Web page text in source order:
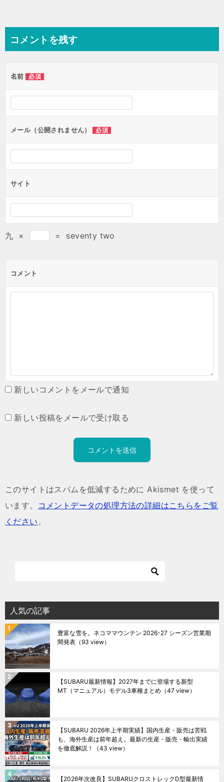
コメントを残す
名前 必須
メール（公開されません） 必須
サイト
九 × = seventy two
コメント
新しいコメントをメールで通知
新しい投稿をメールで受け取る
このサイトはスパムを低減するために Akismet を使って
います。
コメントデータの処理方法の詳細はこちらをご覧
ください。
人気の記事
豊富な雪を。ネコママウンテン 2026-27 シーズン営業期
間発表 （93 view）
【SUBARU最新情報】2027年までに登場する新型
MT（マニュアル）モデル3車種まとめ （47 view）
【SUBARU 2026年上半期実績】国内生産・販売は苦戦
も、海外生産は前年超え。最新の生産・販売・輸出実績
を徹底解説！
（43 view）
【2026年次改良】SUBARUクロストレックD型最新情